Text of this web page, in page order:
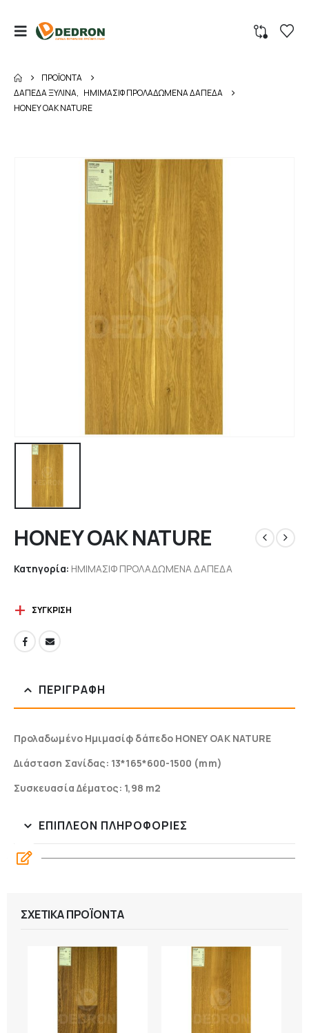
ΠΡΟΪΌΝΤΑ
ΔΑΠΕΔΑ ΞΥΛΙΝΑ, ΗΜΙΜΑΣΙΦ ΠΡΟΛΑΔΩΜΕΝΑ ΔΑΠΕΔΑ
HONEY OAK NATURE
HONEY OAK NATURE
Κατηγορία: ΗΜΙΜΑΣΙΦ ΠΡΟΛΑΔΩΜΕΝΑ ΔΑΠΕΔΑ
ΣΎΓΚΡΙΣΗ
ΠΕΡΙΓΡΑΦΉ
Προλαδωμένο Ημιμασίφ δάπεδο ΗΟΝΕΥ ΟΑΚ NATURE
Διάσταση Σανίδας: 13*165*600-1500 (mm)
Συσκευασία Δέματος: 1,98 m2
ΕΠΙΠΛΈΟΝ ΠΛΗΡΟΦΟΡΊΕΣ
ΣΧΕΤΙΚΆ ΠΡΟΪΌΝΤΑ